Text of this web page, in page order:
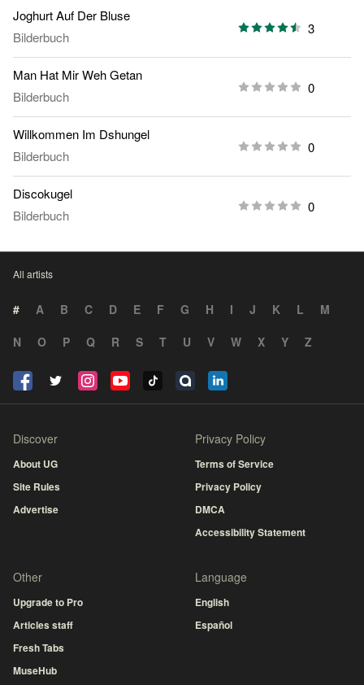
Joghurt Auf Der Bluse
Bilderbuch
3
Man Hat Mir Weh Getan
Bilderbuch
0
Willkommen Im Dshungel
Bilderbuch
0
Discokugel
Bilderbuch
0
All artists
# A B C D E F G H I J K L
M
N
O P Q R S T U V W X Y Z
Discover
About UG
Site Rules
Advertise
Privacy Policy
Terms of Service
Privacy Policy
DMCA
Accessibility Statement
Other
Upgrade to Pro
Articles staff
Fresh Tabs
MuseHub
Language
English
Español